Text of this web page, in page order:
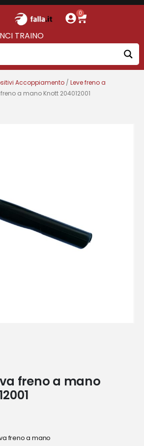
0
TRAINO
Accoppiamento / Leve freno a
a mano Knott 204012001
freno a mano
freno a mano